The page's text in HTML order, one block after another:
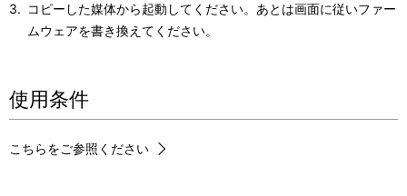
コピーした媒体から起動してください。あとは画面に従いファー
ムウェアを書き換えてください。
使用条件
こちらをご参照ください